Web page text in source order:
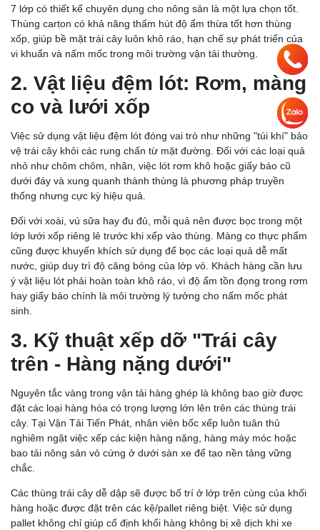
7 lớp có thiết kế chuyên dụng cho nông sản là một lựa chọn tốt.
Thùng carton có khả năng thấm hút độ ẩm thừa tốt hơn thùng
xốp, giúp bề mặt trái cây luôn khô ráo, hạn chế sự phát triển của
vi khuẩn và nấm mốc trong môi trường vận tải thường.
2. Vật liệu đệm lót: Rơm, màng
co và lưới xốp
Việc sử dụng vật liệu đệm lót đóng vai trò như những "túi khí" bảo
vệ trái cây khỏi các rung chấn từ mặt đường. Đối với các loại quả
nhỏ như chôm chôm, nhãn, việc lót rơm khô hoặc giấy báo cũ
dưới đáy và xung quanh thành thùng là phương pháp truyền
thống nhưng cực kỳ hiệu quả.
Đối với xoài, vú sữa hay đu đủ, mỗi quả nên được bọc trong một
lớp lưới xốp riêng lẻ trước khi xếp vào thùng. Màng co thực phẩm
cũng được khuyến khích sử dụng để bọc các loại quả dễ mất
nước, giúp duy trì độ căng bóng của lớp vỏ. Khách hàng cần lưu
ý vật liệu lót phải hoàn toàn khô ráo, vì độ ẩm tồn đọng trong rơm
hay giấy báo chính là môi trường lý tưởng cho nấm mốc phát
sinh.
3. Kỹ thuật xếp dỡ "Trái cây
trên - Hàng nặng dưới"
Nguyên tắc vàng trong vận tải hàng ghép là không bao giờ được
đặt các loại hàng hóa có trọng lượng lớn lên trên các thùng trái
cây. Tại Vận Tải Tiến Phát, nhân viên bốc xếp luôn tuân thủ
nghiêm ngặt việc xếp các kiện hàng nặng, hàng máy móc hoặc
bao tải nông sản vỏ cứng ở dưới sàn xe để tạo nền tảng vững
chắc.
Các thùng trái cây dễ dập sẽ được bố trí ở lớp trên cùng của khối
hàng hoặc được đặt trên các kệ/pallet riêng biệt. Việc sử dụng
pallet không chỉ giúp cố định khối hàng không bị xê dịch khi xe